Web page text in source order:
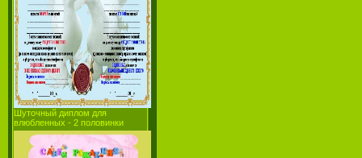
Шуточный диплом для
влюбленных - 2 половинки